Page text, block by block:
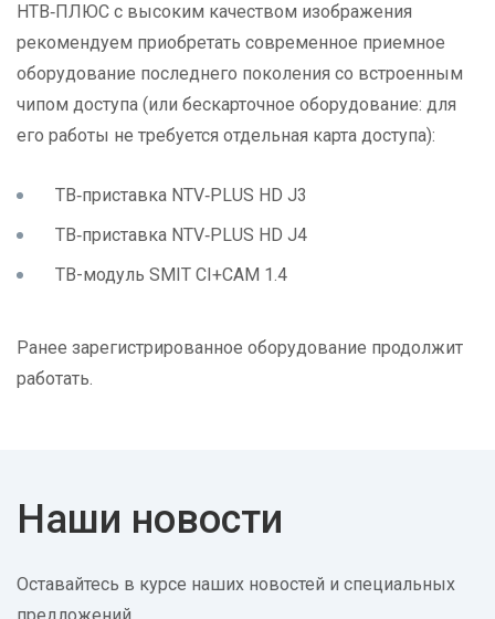
НТВ‑ПЛЮС с высоким качеством изображения
рекомендуем приобретать современное приемное
оборудование последнего поколения со встроенным
чипом доступа (или бескарточное оборудование: для
его работы не требуется отдельная карта доступа):
ТВ‑приставка NTV‑PLUS HD J3
ТВ‑приставка NTV‑PLUS HD J4
ТВ-модуль SMIT CI+CAM 1.4
Ранее зарегистрированное оборудование продолжит
работать.
Наши новости
Оставайтесь в курсе наших новостей и специальных